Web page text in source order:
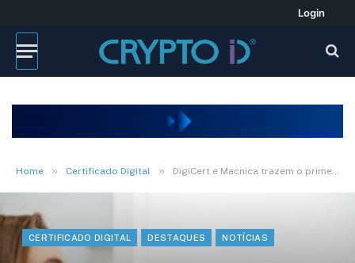
Login
Home » Certificado Digital » DigiCert e Macnica trazem o primeiro ar-condicionado equipado com infraestrutura de chave pública (PKI) para casas inteligentes
CERTIFICADO DIGITAL DESTAQUES NOTÍCIAS